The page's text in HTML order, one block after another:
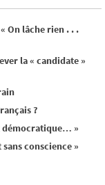
On lâche rien . . .
la « candidate »
?
démocratique… »
conscience »